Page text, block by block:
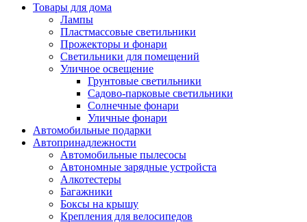
Товары для дома
Лампы
Пластмассовые светильники
Прожекторы и фонари
Светильники для помещений
Уличное освещение
Грунтовые светильники
Садово-парковые светильники
Солнечные фонари
Уличные фонари
Автомобильные подарки
Автопринадлежности
Автомобильные пылесосы
Автономные зарядные устройста
Алкотестеры
Багажники
Боксы на крышу
Крепления для велосипедов